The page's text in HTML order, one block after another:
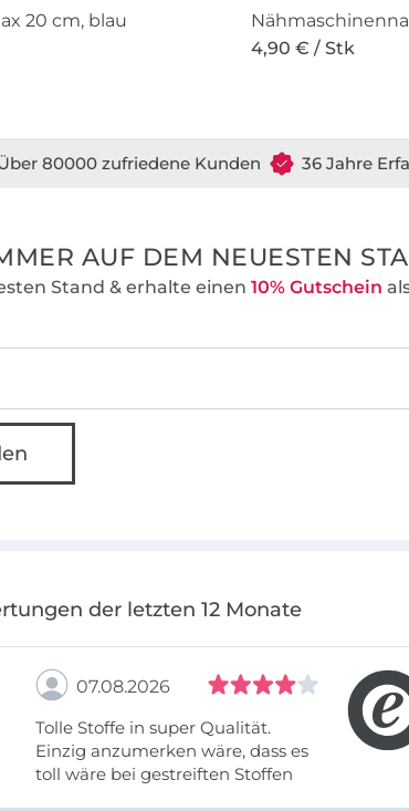
20 cm, blau
4,90 € / Stk
80000 zufriedene Kunden 36 Jahre
AUF DEM NEUESTEN
Stand & erhalte einen 10% Gutschein
der letzten 12 Monate
07.08.2026
Tolle Stoffe in super Qualität.
Einzig anzumerken wäre, dass es
toll wäre bei gestreiften Stoffen